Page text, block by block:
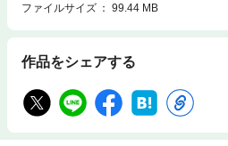
ファイルサイズ
99.44 MB
作品をシェアする